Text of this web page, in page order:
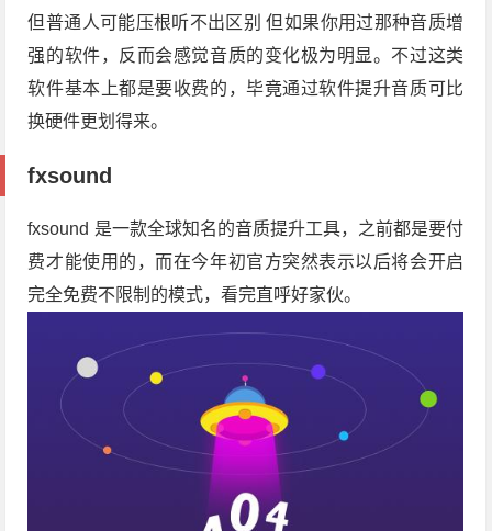
但普通人可能压根听不出区别 但如果你用过那种音质增
强的软件，反而会感觉音质的变化极为明显。不过这类
软件基本上都是要收费的，毕竟通过软件提升音质可比
换硬件更划得来。
fxsound
fxsound 是一款全球知名的音质提升工具，之前都是要付
费才能使用的，而在今年初官方突然表示以后将会开启
完全免费不限制的模式，看完直呼好家伙。